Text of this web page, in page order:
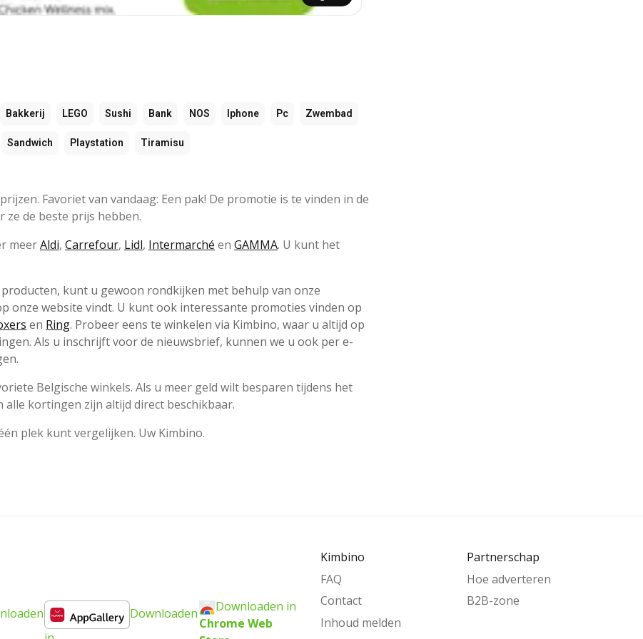
Bakkerij LEGO Sushi Bank NOS Iphone Pc Zwembad
Sandwich Playstation Tiramisu
Favoriet van vandaag: Een pak! De promotie is te vinden in de
ze de beste prijs hebben.
meerAldi, Carrefour, Lidl, Intermarché en GAMMA. U kunt het
kunt u gewoon rondkijken met behulp van onze
onze website vindt. U kunt ook interessante promoties vinden op
en Ring. Probeer eens te winkelen via Kimbino, waar u altijd op
Als u inschrijft voor de nieuwsbrief, kunnen we u ook per e-
Belgische winkels. Als u meer geld wilt besparen tijdens het
alle kortingen zijn altijd direct beschikbaar.
plek kunt vergelijken. Uw Kimbino.
Downloaden
Downloaden in
Chrome Web
Kimbino
FAQ
Contact
Inhoud melden
Partnerschap
Hoe adverteren
B2B-zone